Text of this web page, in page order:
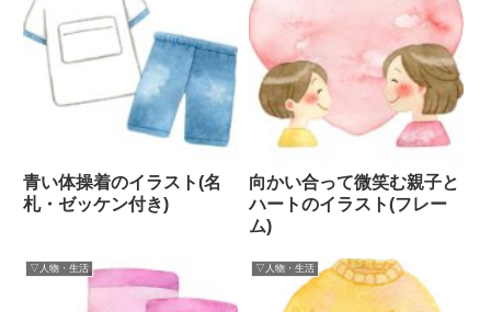
青い体操着のイラスト(名
札・ゼッケン付き)
向かい合って微笑む親子と
ハートのイラスト(フレー
ム)
▽人物・生活 ▽人物・生活